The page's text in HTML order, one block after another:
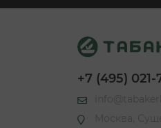
+7 (495) 021-